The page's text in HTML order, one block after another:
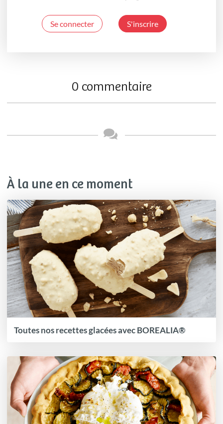
Se connecter S'inscrire
0 commentaire
À la une en ce moment
Toutes nos recettes glacées avec BOREALIA®